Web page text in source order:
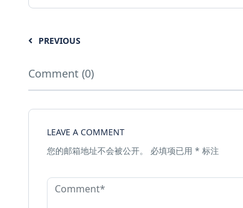
PREVIOUS
Comment (0)
LEAVE A COMMENT
您的邮箱地址不会被公开。
必填项已用 * 标注